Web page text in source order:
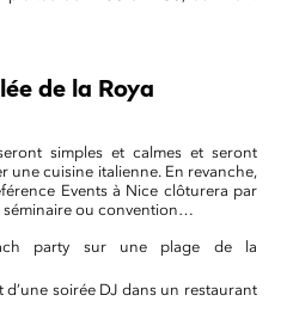
de la Roya
simples et calmes et seront
une cuisine italienne. En revanche,
Events à Nice clôturera par
séminaire ou convention…
party sur une plage de la
soirée DJ dans un restaurant